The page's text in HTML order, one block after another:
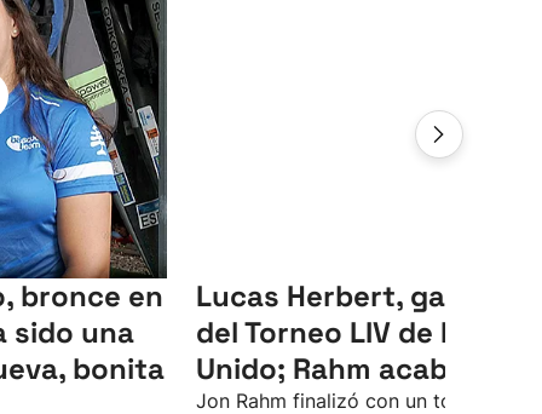
bronce en
sido una
bonita
Lucas Herbert, ganador
del Torneo LIV de Reino
Unido; Rahm acaba 23º
Jon Rahm finalizó con un total de -4